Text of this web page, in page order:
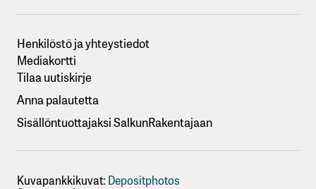
Henkilöstö ja yhteystiedot
Mediakortti
Tilaa uutiskirje
Anna palautetta
Sisällöntuottajaksi SalkunRakentajaan
Kuvapankkikuvat: Depositphotos